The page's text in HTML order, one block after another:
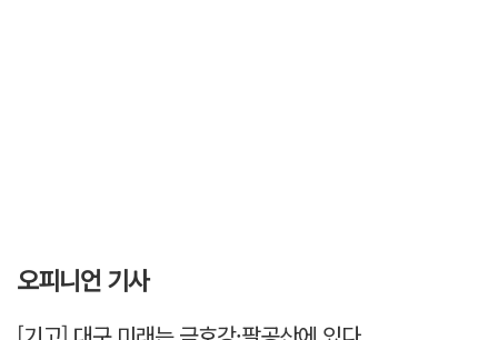
오피니언 기사